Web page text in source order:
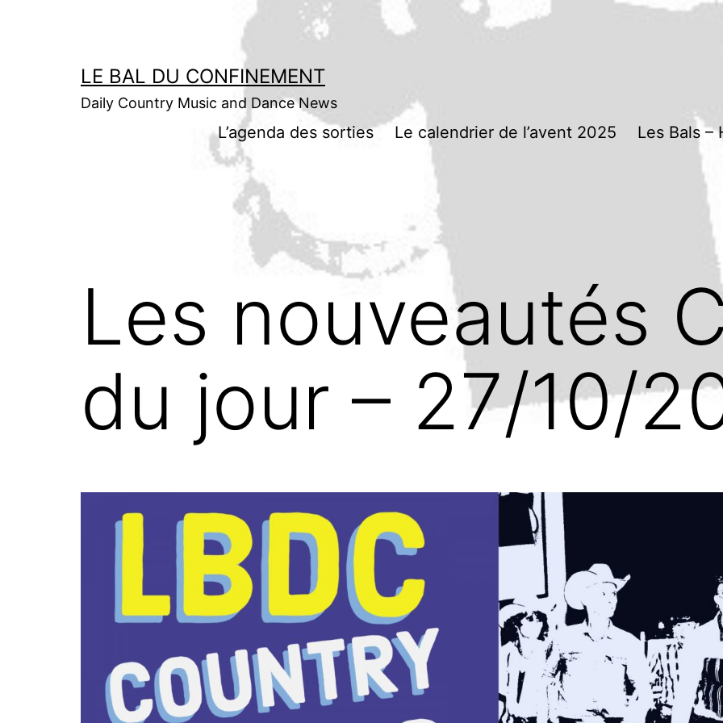
LE BAL DU CONFINEMENT
Daily Country Music and Dance News
L’agenda des sorties Le calendrier de l’avent 2025 Les Bals –
Les nouveautés
du jour – 27/10/